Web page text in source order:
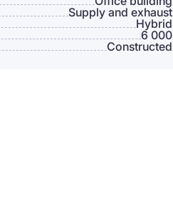
Supply and exhaust
Hybrid
6 000
Constructed